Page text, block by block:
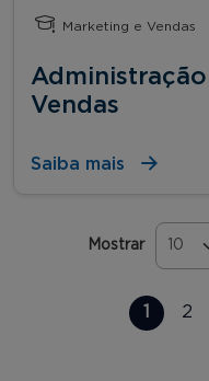
Marketing e Vendas
Vendas
Saiba mais
Mostrar
1 2